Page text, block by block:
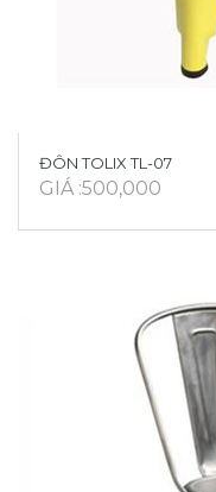
ĐÔN TOLIX TL-07
GIÁ :500,000